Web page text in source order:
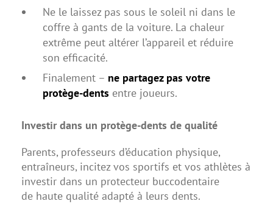
Ne le laissez pas sous le soleil ni dans le
coffre à gants de la voiture. La chaleur
extrême peut altérer l’appareil et réduire
son efficacité.
Finalement – ne partagez pas votre
protège-dents entre joueurs.
Investir dans un protège-dents de qualité
Parents, professeurs d’éducation physique,
entraîneurs, incitez vos sportifs et vos athlètes à
investir dans un protecteur buccodentaire
de haute qualité adapté à leurs dents.